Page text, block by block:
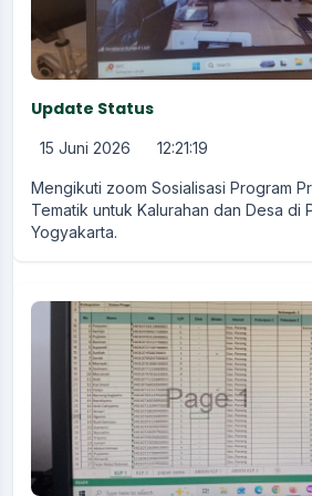
Update Status
15 Juni 2026 12:21:19
Mengikuti zoom Sosialisasi Program
Tematik untuk Kalurahan dan Desa di
Yogyakarta.